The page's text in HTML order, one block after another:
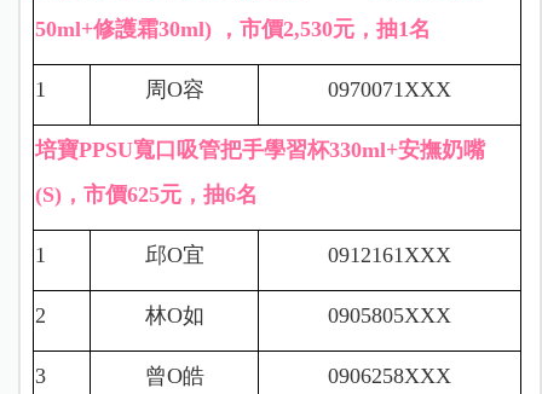
50ml+修護霜30ml) ，市價2,530元，抽1名
1 周 O容 0970071XXX
培寶PPSU寬口吸管把手學習杯330ml+安撫奶嘴
(S)，市價625元，抽6名
1 邱O宜 0912161XXX
2 林O如 0905805XXX
3 曾O皓 0906258XXX